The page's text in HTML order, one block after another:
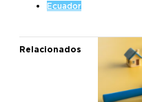
Ecuador
Relacionados